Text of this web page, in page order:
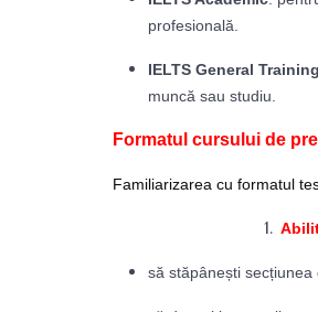
profesională.
IELTS General Training
muncă sau studiu.
Formatul cursului de
Familiarizarea cu formatul
să stăpânești